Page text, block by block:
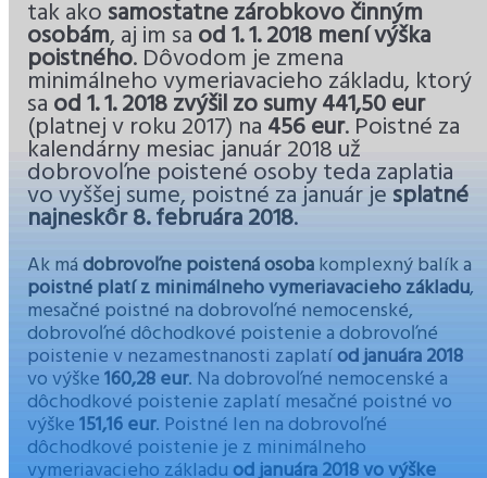
tak ako samostatne zárobkovo činným
osobám, aj im sa od 1. 1. 2018 mení výška
poistného. Dôvodom je zmena
minimálneho vymeriavacieho základu, ktorý
sa od 1. 1. 2018 zvýšil zo sumy 441,50 eur
(platnej v roku 2017) na 456 eur. Poistné za
kalendárny mesiac január 2018 už
dobrovoľne poistené osoby teda zaplatia
vo vyššej sume, poistné za január je splatné
najneskôr 8. februára 2018.
Ak mádobrovoľne poistená osobakomplexný balík a
poistné platí z minimálneho vymeriavacieho základu,
mesačné poistné na dobrovoľné nemocenské,
dobrovoľné dôchodkové poistenie a dobrovoľné
poistenie v nezamestnanosti zaplatíod januára 2018
vo výške160,28 eur. Na dobrovoľné nemocenské a
dôchodkové poistenie zaplatí mesačné poistné vo
výške151,16 eur. Poistné len na dobrovoľné
dôchodkové poistenie je z minimálneho
vymeriavacieho základu od januára 2018 vo výške